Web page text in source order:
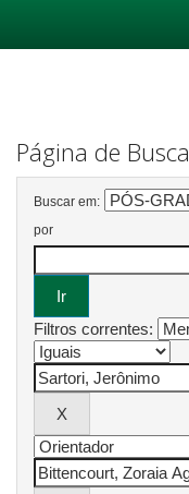
Página de Busca
Buscar em:
por
Filtros correntes: